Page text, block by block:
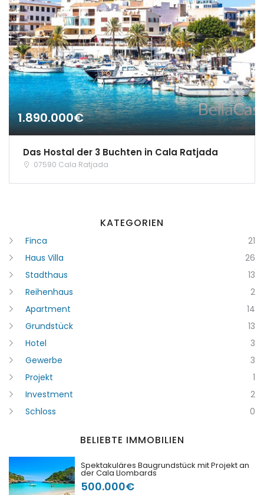
|-Segovia
|-Soria
|-Zamora
Castilla-La Mancha
|-Albacete
|-Cuenca
|-Guadalajara
|-Toledo
|-Girona
|-Tarragona
Comunidad Foral de Navarra
|-Navarra
Comunitat Valenciana
|-Alicante/Alacant
|-Valencia/València
Deutschland
1.890.000€
Das Hostal der 3 Buchten in Cala Ratjada
07590 Cala Ratjada
KATEGORIEN
Finca
21
Haus Villa
26
Stadthaus
13
Reihenhaus
2
Apartment
14
Grundstück
13
Hotel
3
Gewerbe
3
Projekt
1
Investment
2
Schloss
0
BELIEBTE IMMOBILIEN
Spektakuläres Baugrundstück mit Projekt an
der Cala Llombards
500.000€